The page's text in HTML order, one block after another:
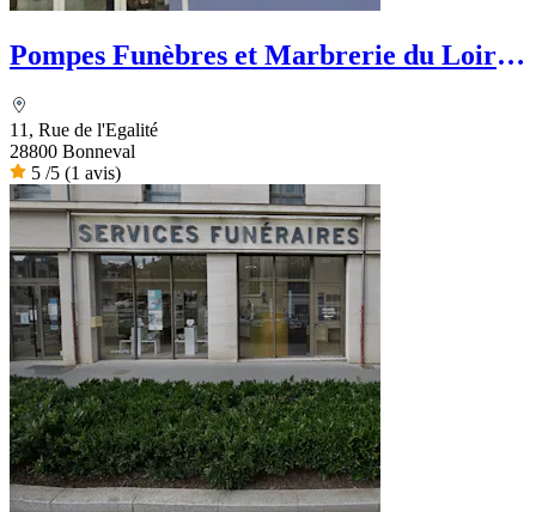
Pompes Funèbres et Marbrerie du Loir -
11, Rue de l'Egalité
28800 Bonneval
5 /5 (1 avis)